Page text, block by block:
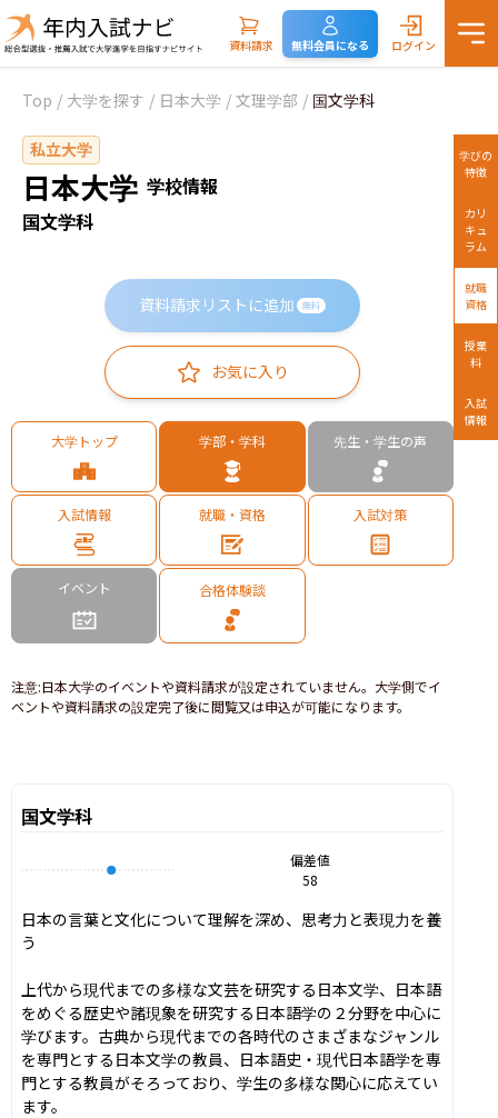
資料請求 無料会員になる ログイン
Top / 大学を探す / 日本大学 / 文理学部 / 国文学科
私立大学
日本大学 学校情報
国文学科
資料請求リストに追加 無料
お気に入り
大学トップ 学部・学科 先生・学生の声
入試情報 就職・資格 入試対策
イベント 合格体験談
注意:日本大学のイベントや資料請求が設定されていません。大学側でイ
ベントや資料請求の設定完了後に閲覧又は申込が可能になります。
国文学科
偏差値
58
日本の言葉と文化について理解を深め、思考力と表現力を養
う
上代から現代までの多様な文芸を研究する日本文学、日本語
をめぐる歴史や諸現象を研究する日本語学の２分野を中心に
学びます。古典から現代までの各時代のさまざまなジャンル
を専門とする日本文学の教員、日本語史・現代日本語学を専
門とする教員がそろっており、学生の多様な関心に応えてい
ます。
学びの
特徴
カリ
キュ
ラム
就職
資格
授業
料
入試
情報